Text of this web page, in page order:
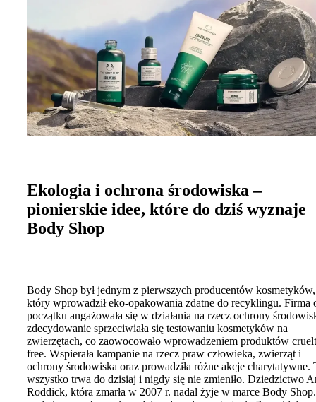
Ekologia i ochrona środowiska –
pionierskie idee, które do dziś wyznaje
Body Shop
Body Shop był jednym z pierwszych producentów kosmetyków,
który wprowadził eko-opakowania zdatne do recyklingu. Firma
początku angażowała się w działania na rzecz ochrony
zdecydowanie sprzeciwiała się testowaniu kosmetyków na
zwierzętach, co zaowocowało wprowadzeniem produktów
free. Wspierała kampanie na rzecz praw człowieka, zwierząt i
ochrony środowiska oraz prowadziła różne akcje charytatywne.
wszystko trwa do dzisiaj i nigdy się nie zmieniło. Dziedzictwo
Roddick, która zmarła w 2007 r. nadal żyje w marce Body